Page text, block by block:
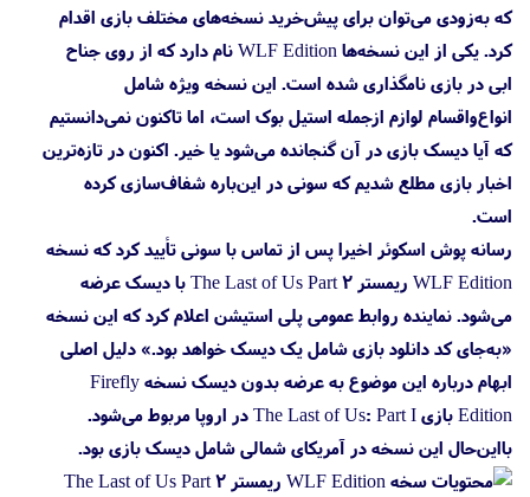
که به‌زودی می‌توان برای پیش‌خرید نسخه‌های مختلف بازی اقدام
کرد. یکی از این نسخه‌ها WLF Edition نام دارد که از روی جناح
ابی در بازی نامگذاری شده است. این نسخه ویژه شامل
انواع‌واقسام لوازم ازجمله استیل بوک است، اما تاکنون نمی‌دانستیم
که آیا دیسک بازی در آن گنجانده می‌شود یا خیر. اکنون در تازه‌ترین
اخبار بازی مطلع شدیم که سونی در این‌باره شفاف‌سازی کرده
است.
رسانه پوش اسکوئر اخیرا پس از تماس با سونی تأیید کرد که نسخه
WLF Edition ریمستر The Last of Us Part 2 با دیسک عرضه
می‌شود. نماینده روابط عمومی پلی استیشن اعلام کرد که این نسخه
«به‌جای کد دانلود بازی شامل یک دیسک خواهد بود.» دلیل اصلی
ابهام درباره این موضوع به عرضه بدون دیسک نسخه Firefly
Edition بازی The Last of Us: Part I در اروپا مربوط می‌شود.
بااین‌حال این نسخه در آمریکای شمالی شامل دیسک بازی بود.